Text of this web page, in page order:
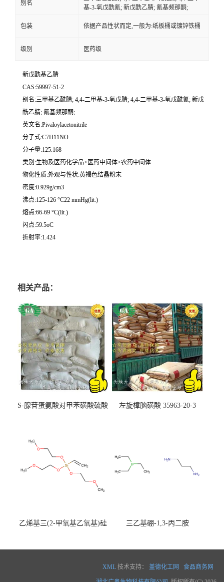
别名
基-3-氧戊酰氰; 新戊酰乙腈; 氰基频那酮;
包装 依据产品性状而定,一般为:纸板桶或镀锌铁桶
级别 医药级
新戊酰基乙腈
CAS:59997-51-2
别名:三甲基乙酰腈; 4,4-二甲基-3-氧戊腈; 4,4-二甲基-3-氧戊酰氰; 新戊
酰乙腈; 氰基频那酮;
英文名:Pivaloylacetonitrile
分子式:C7H11NO
分子量:125.168
类别:生物及医药化学品>医药中间体>农药中间体
物化性质:外观与性状:黄褐色结晶粉末
密度:0.929g/cm3
沸点:125-126 °C22 mmHg(lit.)
熔点:66-69 °C(lit.)
闪点:59.5oC
折射率:1.424
相关产品：
S-腺苷蛋氨酸对甲苯磺酸硫酸
左旋樟脑磺酸 35963-20-3
乙烯基三(2-甲氧基乙氧基)硅
三乙基硼-1,3-丙二胺
XML 技术支持： 盖德化工网 食品商务网